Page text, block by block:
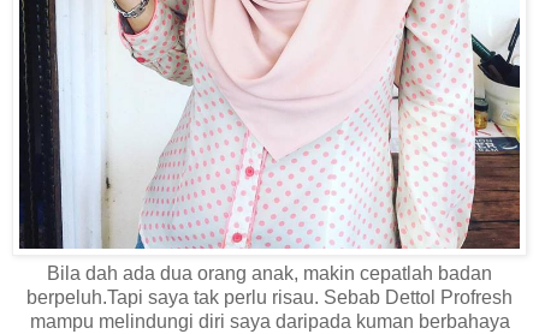
Bila dah ada dua orang anak, makin cepatlah badan
berpeluh.Tapi saya tak perlu risau. Sebab Dettol Profresh
mampu melindungi diri saya daripada kuman berbahaya